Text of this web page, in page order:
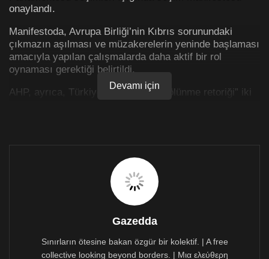
onaylandı.
Manifestoda, Avrupa Birliği’nin Kıbrıs sorunundaki
çıkmazın aşılması ve müzakerelerin yeninde başlaması
amacıyla yapılan çalışmalarda daha aktif bir rol
oynaması gerektiği belirtildi.
AHP, ayrıca, Türkiye’nin önerdiği “bölünme retoriği” iki
Bakanı” ve bir Avrupa Güvenlik Konseyi pozisyonunun
oluşturulmasını öneriyor. AHP’nin manifestosunda
Kıbrıs ile ilgili paragrafta “Avrupa Halk Partisi yabancı
ordular olmadan; garantiler anakronik sistemi ve
yabancı ülkelerin müdahale haklara sahip olmadan
Kıbrıs sorununa adil, yaşayabilir ve çalışabilir bir
çözüm bulunması sürecine tamamen bağlı olmaya
devam ediyor” denildi.
Devamı için
Gazedda
Sınırların ötesine bakan özgür bir kolektif. | A free
collective looking beyond borders. | Μια ελεύθερη